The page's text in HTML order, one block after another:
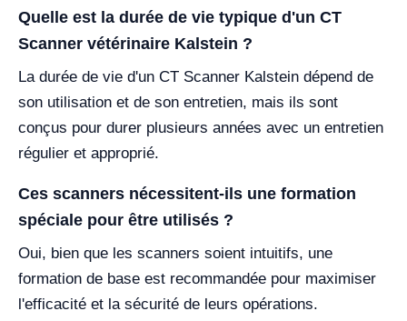
Quelle est la durée de vie typique d'un CT
Scanner vétérinaire Kalstein ?
La durée de vie d'un CT Scanner Kalstein dépend de
son utilisation et de son entretien, mais ils sont
conçus pour durer plusieurs années avec un entretien
régulier et approprié.
Ces scanners nécessitent-ils une formation
spéciale pour être utilisés ?
Oui, bien que les scanners soient intuitifs, une
formation de base est recommandée pour maximiser
l'efficacité et la sécurité de leurs opérations.